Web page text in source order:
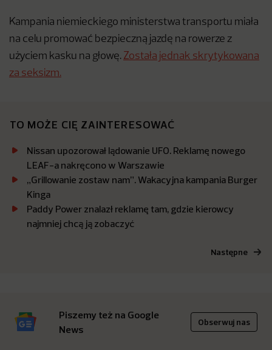
Kampania niemieckiego ministerstwa transportu miała
na celu promować bezpieczną jazdę na rowerze z
użyciem kasku na głowę. Została jednak skrytykowana
za seksizm.
TO MOŻE CIĘ ZAINTERESOWAĆ
Nissan upozorował lądowanie UFO. Reklamę nowego
LEAF-a nakręcono w Warszawie
„Grillowanie zostaw nam”. Wakacyjna kampania Burger
Kinga
Paddy Power znalazł reklamę tam, gdzie kierowcy
najmniej chcą ją zobaczyć
Następne
Piszemy też na Google
News
Obserwuj nas